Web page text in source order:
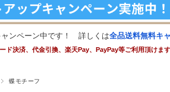
ャンペーン中です！ 詳しくは全品送料無料キ
ド決済、代金引換、楽天Pay、PayPay等ご利用頂けま
蝶モチーフ